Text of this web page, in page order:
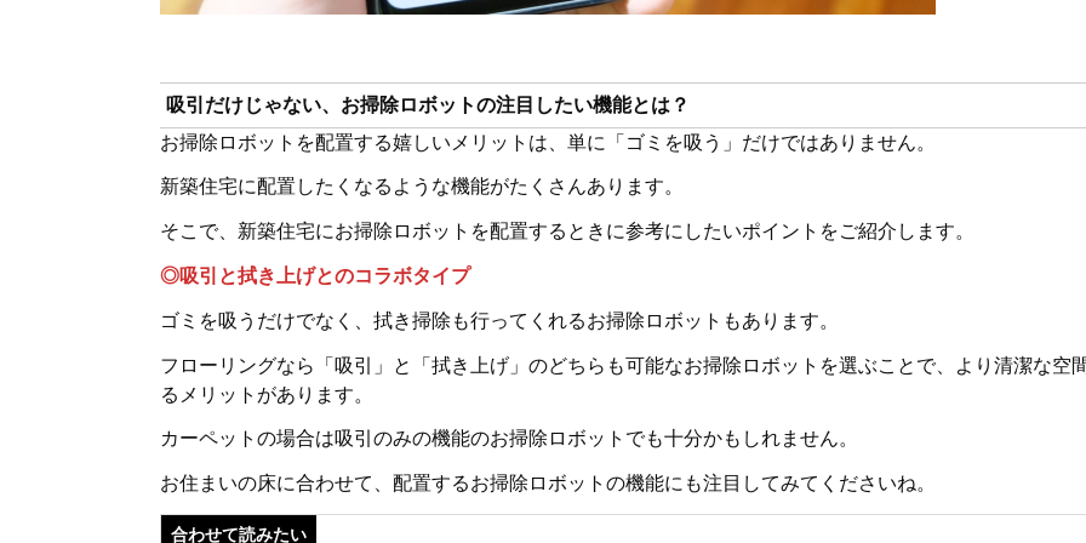
吸引だけじゃない、お掃除ロボットの注目したい機能とは？
お掃除ロボットを配置する嬉しいメリットは、単に「ゴミを吸う」だけではありません。
新築住宅に配置したくなるような機能がたくさんあります。
そこで、新築住宅にお掃除ロボットを配置するときに参考にしたいポイントをご紹介します。
◎吸引と拭き上げとのコラボタイプ
ゴミを吸うだけでなく、拭き掃除も行ってくれるお掃除ロボットもあります。
フローリングなら「吸引」と「拭き上げ」のどちらも可能なお掃除ロボットを選ぶことで、より清潔な空
るメリットがあります。
カーペットの場合は吸引のみの機能のお掃除ロボットでも十分かもしれません。
お住まいの床に合わせて、配置するお掃除ロボットの機能にも注目してみてくださいね。